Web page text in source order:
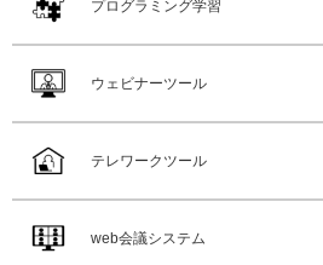
プログラミング学習
ウェビナーツール
テレワークツール
web会議システム